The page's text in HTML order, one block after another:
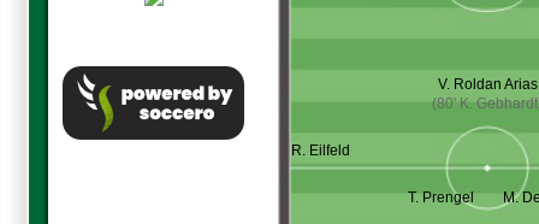
V. Roldan Arias
(80' K.
R. Eilfeld
T. Prengel M.